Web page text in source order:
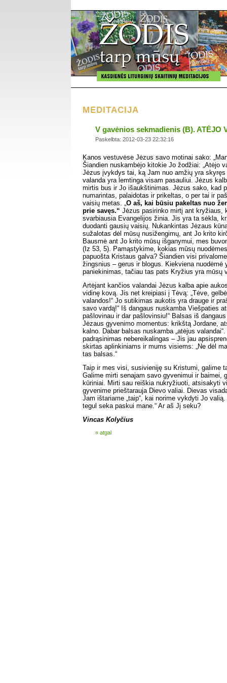
MEDITACIJA
V gavėnios sekmadienis (B). ATĖJO
Paskelbta: 2012-03-23 22:32:16
Kanos vestuvėse Jėzus savo motinai sako:
Šiandien nuskambėjo kitokie Jo žodžiai: „Atėjo
Jėzus įvykdys tai, ką Jam nuo amžių yra
valanda yra lemtinga visam pasauliui. Jėzus
mirtis bus ir Jo išaukštinimas. Jėzus sako, kad
numarintas, palaidotas ir prikeltas, o per tai ir
vaisių metas. „ O aš, kai būsiu pakeltas nuo
prie savęs.“ Jėzus pasirinko mirtį ant kryžiaus,
svarbiausia Evangelijos žinia. Jis yra ta sėkla,
duodanti gausių vaisių. Nukankintas Jėzaus
sužalotas dėl mūsų nusižengimų, ant Jo krito
Bausmė ant Jo krito mūsų išganymui, mes
(Iz 53, 5). Pamąstykime, kokias mūsų
papuošta Kristaus galva? Šiandien visi
žingsnius – gerus ir blogus. Kiekviena nuodėmė
paniekinimas, tačiau tas pats Kryžius yra mūsų
Artėjant kančios valandai Jėzus kalba apie
vidinę kovą. Jis net kreipiasi į Tėvą: „Tėve,
valandos!“ Jo sutikimas aukotis yra drauge ir
savo vardą!“ Iš dangaus nuskamba Viešpaties
pašlovinau ir dar pašlovinsiu!“ Balsas iš
Jėzaus gyvenimo momentus: krikštą Jordane,
kalno. Dabar balsas nuskamba „atėjus
padrąsinimas nebereikalingas – Jis jau
skirtas aplinkiniams ir mums visiems: „Ne dėl
tas balsas.“
Taip ir mes visi, susivieniję su Kristumi, galime
Galime mirti senajam savo gyvenimui ir baimei,
kūriniai. Mirti sau reiškia nukryžiuoti, atsisakyti
gyvenime prieštarauja Dievo valiai. Dievas
Jam ištariame „taip“, kai norime vykdyti Jo
tegul seka paskui mane.“ Ar aš Jį seku?
Vincas Kolyčius
« atgal